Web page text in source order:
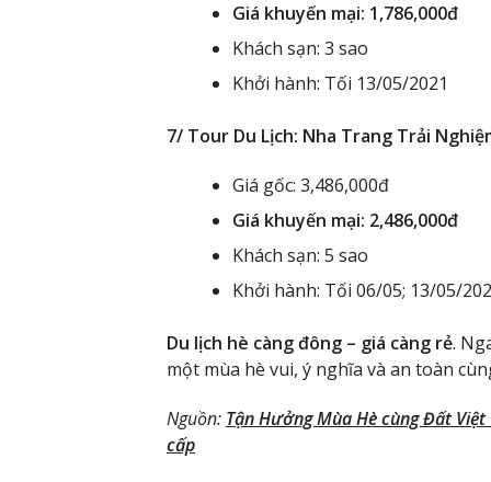
Giá khuyến mại: 1,786,000đ
Khách sạn: 3 sao
Khởi hành: Tối 13/05/2021
7/ Tour Du Lịch: Nha Trang Trải
Giá gốc: 3,486,000đ
Giá khuyến mại: 2,486,000đ
Khách sạn: 5 sao
Khởi hành: Tối 06/05; 13/05/
Du lịch hè càng đông – giá càng rẻ.
một mùa hè vui, ý nghĩa và an toàn
Nguồn: Tận Hưởng Mùa Hè cùng Đất
cấp